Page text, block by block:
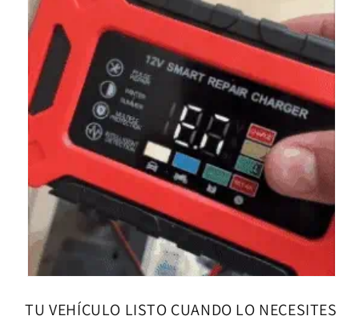
TU VEHÍCULO LISTO CUANDO LO NECESITES